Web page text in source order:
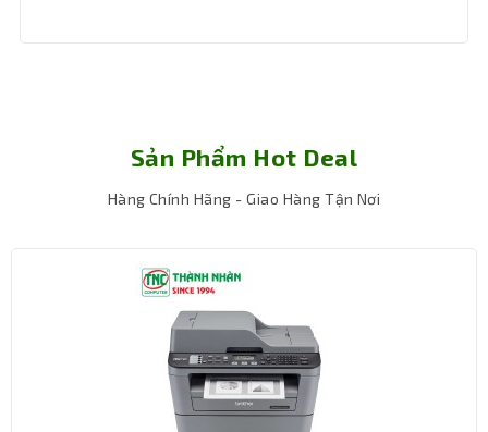
Chất lượng hình ảnh tuyệt hảo
tấm 3 lớp, có góc nhìn rộng 160 độ và độ dày 0.42mm,
giúp mang đến hình ảnh sắc nét, rõ ràng và sống động
từ mọi vị trí trong phòng.
Điều khiển từ xa tiện lợi
Sản Phẩm Hot Deal
Hàng Chính Hãng - Giao Hàng Tận Nơi